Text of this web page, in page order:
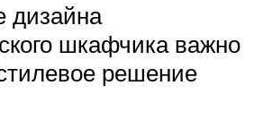
дизайна
шкафчика важно
решение